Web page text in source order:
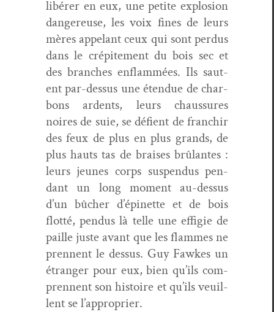
libér­er en eux, une petite explo­sion
dan­gereuse, les voix fines de leurs
mères appelant ceux qui sont per­dus
dans le crépite­ment du bois sec et
des branch­es enflam­mées. Ils saut­
ent par-dessus une éten­due de char­
bons ardents, leurs chaus­sures
noires de suie, se défient de franchir
des feux de plus en plus grands, de
plus hauts tas de brais­es brûlantes :
leurs jeunes corps sus­pendus pen­
dant un long moment au-dessus
d’un bûch­er d’épinette et de bois
flot­té, pen­dus là telle une effigie de
paille juste avant que les flammes ne
pren­nent le dessus. Guy Fawkes un
étranger pour eux, bien qu’ils com­
pren­nent son his­toire et qu’ils veuil­
lent se l’approprier.